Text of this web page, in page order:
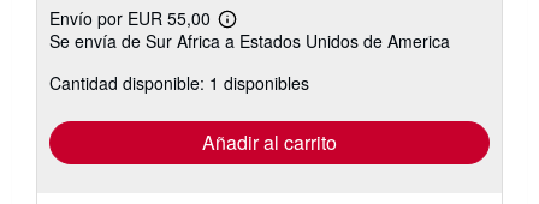
Envío por EUR 55,00
Más
información
las
tarifas
envío
Se envía de Sur Africa a Estados Unidos de America
Cantidad disponible: 1 disponibles
Añadir al carrito